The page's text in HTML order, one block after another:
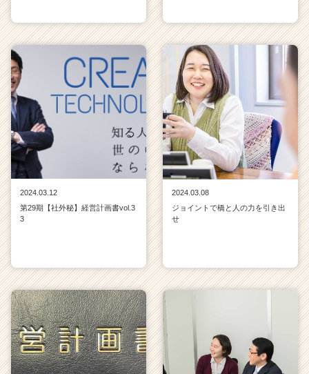
2024.03.12
第29期【社外秘】経営計画書vol.3
3
2024.03.08
ジョイントで橋と人の力を引き出
せ